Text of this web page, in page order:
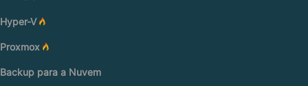
Hyper-V
Proxmox
Backup para a Nuvem